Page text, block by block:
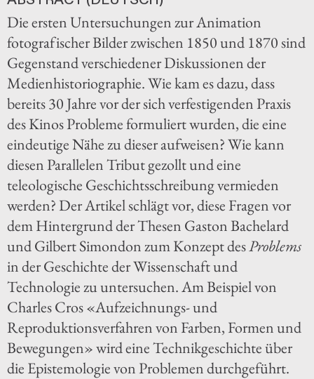
Die ersten Untersuchungen zur Animation
fotografischer Bilder zwischen 1850 und 1870 sind
Gegenstand verschiedener Diskussionen der
Medienhistoriographie. Wie kam es dazu, dass
bereits 30 Jahre vor der sich verfestigenden Praxis
des Kinos Probleme formuliert wurden, die eine
eindeutige Nähe zu dieser aufweisen? Wie kann
diesen Parallelen Tribut gezollt und eine
teleologische Geschichtsschreibung vermieden
werden? Der Artikel schlägt vor, diese Fragen vor
dem Hintergrund der Thesen Gaston Bachelard
und Gilbert Simondon zum Konzept desProblems
in der Geschichte der Wissenschaft und
Technologie zu untersuchen. Am Beispiel von
Charles Cros «Aufzeichnungs- und
Reproduktionsverfahren von Farben, Formen und
Bewegungen» wird eine Technikgeschichte über
die Epistemologie von Problemen durchgeführt.